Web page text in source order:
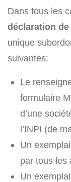
Dans tous les
déclaration
unique
suivantes:
Le
formulaire
d’une
l’INPI (de
Un
par tous les
Un